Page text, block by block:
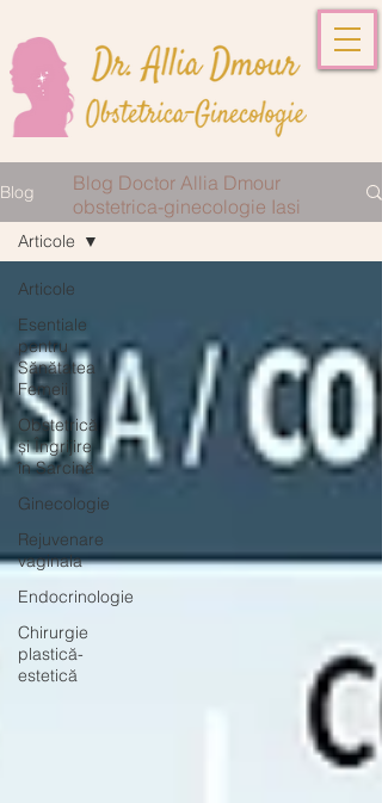
Blog
Articole
Esentiale
pentru
Sănătatea
Femeii
Obstetrică
și Îngrijire
în Sarcină
Ginecologie
Rejuvenare
vaginala
Endocrinologie
Chirurgie
plastică-
estetică
Articole
Blog Doctor Allia Dmour
obstetrica-ginecologie Iasi